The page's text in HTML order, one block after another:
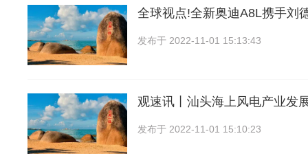
全球视点!全新奥迪A8L携手刘
发布于 2022-11-01 15:13:43
观速讯丨汕头海上风电产业发
发布于 2022-11-01 15:10:23